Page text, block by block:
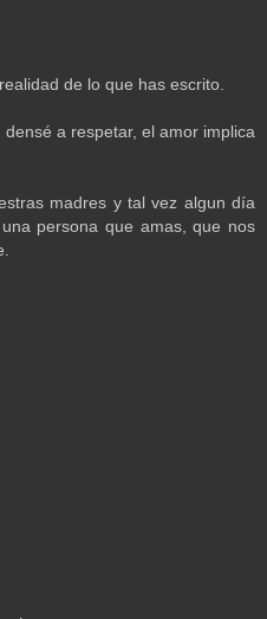
de lo que has escrito.
a respetar, el amor implica
madres y tal vez algun día
persona que amas, que nos